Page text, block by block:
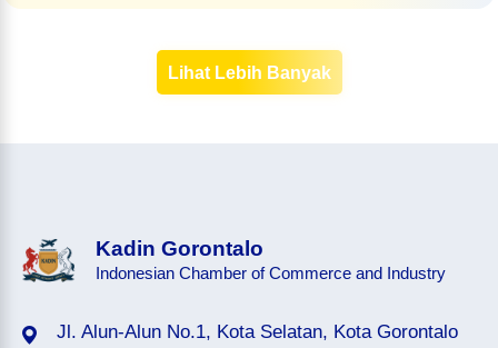
Lihat Lebih Banyak
Kadin Gorontalo
Indonesian Chamber of Commerce and Industry
Jl. Alun-Alun No.1, Kota Selatan, Kota Gorontalo